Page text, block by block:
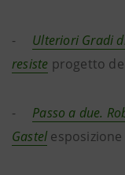
- Ulteriori Gradi
resiste progetto
- Passo a due.
Gastel